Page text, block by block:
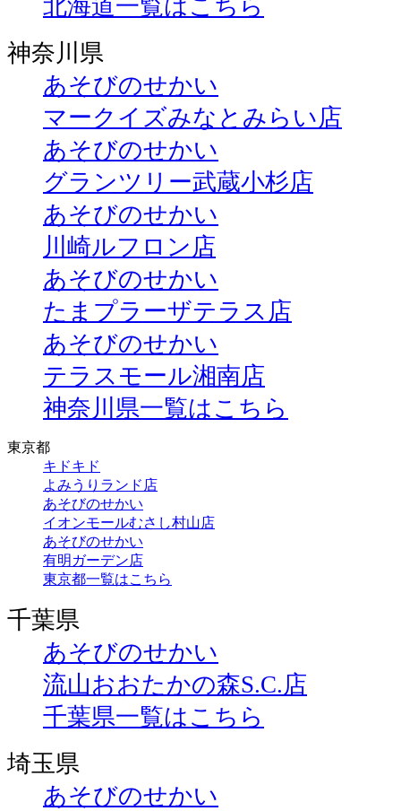
北海道一覧はこちら
神奈川県
あそびのせかい
マークイズみなとみらい店
あそびのせかい
グランツリー武蔵小杉店
あそびのせかい
川崎ルフロン店
あそびのせかい
たまプラーザテラス店
あそびのせかい
テラスモール湘南店
神奈川県一覧はこちら
東京都
キドキド
よみうりランド店
あそびのせかい
イオンモールむさし村山店
あそびのせかい
有明ガーデン店
東京都一覧はこちら
千葉県
あそびのせかい
流山おおたかの森S.C.店
千葉県一覧はこちら
埼玉県
あそびのせかい